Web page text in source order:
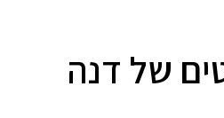
של דנה